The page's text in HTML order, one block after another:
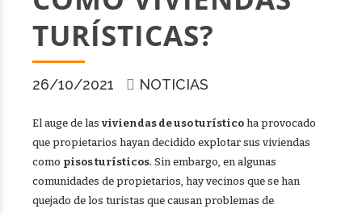
TURÍSTICAS?
26/10/2021 NOTICIAS
El auge de las viviendas de uso turístico ha provocado
que propietarios hayan decidido explotar sus viviendas
como pisos turísticos. Sin embargo, en algunas
comunidades de propietarios, hay vecinos que se han
quejado de los turistas que causan problemas de